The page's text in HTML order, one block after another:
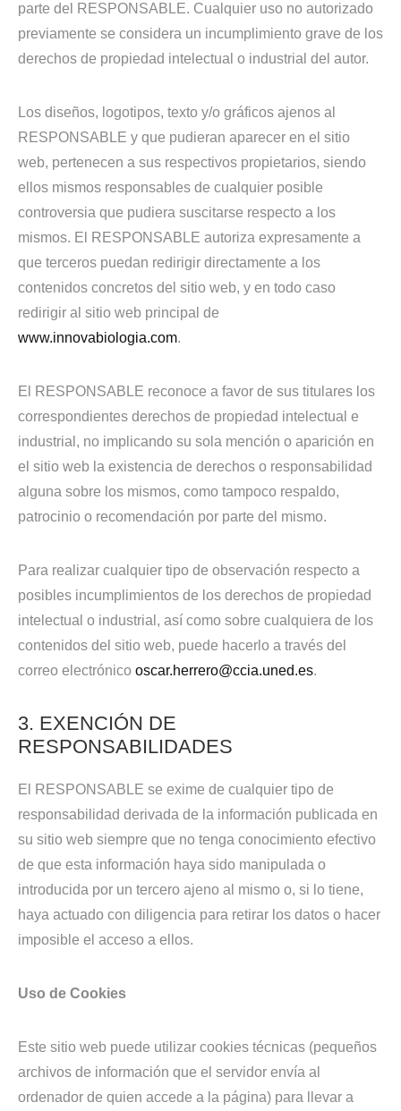
parte del RESPONSABLE. Cualquier uso no autorizado
previamente se considera un incumplimiento grave de los
derechos de propiedad intelectual o industrial del autor.
Los diseños, logotipos, texto y/o gráficos ajenos al
RESPONSABLE y que pudieran aparecer en el sitio
web, pertenecen a sus respectivos propietarios, siendo
ellos mismos responsables de cualquier posible
controversia que pudiera suscitarse respecto a los
mismos. El RESPONSABLE autoriza expresamente a
que terceros puedan redirigir directamente a los
contenidos concretos del sitio web, y en todo caso
redirigir al sitio web principal de
www.innovabiologia.com.
El RESPONSABLE reconoce a favor de sus titulares los
correspondientes derechos de propiedad intelectual e
industrial, no implicando su sola mención o aparición en
el sitio web la existencia de derechos o responsabilidad
alguna sobre los mismos, como tampoco respaldo,
patrocinio o recomendación por parte del mismo.
Para realizar cualquier tipo de observación respecto a
posibles incumplimientos de los derechos de propiedad
intelectual o industrial, así como sobre cualquiera de los
contenidos del sitio web, puede hacerlo a través del
correo electrónico oscar.herrero@ccia.uned.es.
3. EXENCIÓN DE
RESPONSABILIDADES
El RESPONSABLE se exime de cualquier tipo de
responsabilidad derivada de la información publicada en
su sitio web siempre que no tenga conocimiento efectivo
de que esta información haya sido manipulada o
introducida por un tercero ajeno al mismo o, si lo tiene,
haya actuado con diligencia para retirar los datos o hacer
imposible el acceso a ellos.
Uso de Cookies
Este sitio web puede utilizar cookies técnicas (pequeños
archivos de información que el servidor envía al
ordenador de quien accede a la página) para llevar a